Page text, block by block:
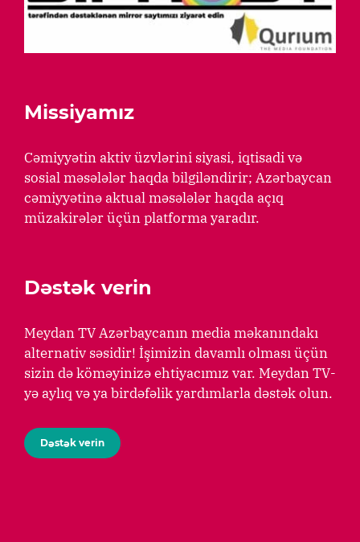
Missiyamız
Cəmiyyətin aktiv üzvlərini siyasi, iqtisadi və
sosial məsələlər haqda bilgiləndirir; Azərbaycan
cəmiyyətinə aktual məsələlər haqda açıq
müzakirələr üçün platforma yaradır.
Dəstək verin
Meydan TV Azərbaycanın media məkanındakı
alternativ səsidir! İşimizin davamlı olması üçün
sizin də köməyinizə ehtiyacımız var. Meydan TV-
yə aylıq və ya birdəfəlik yardımlarla dəstək olun.
Dəstək verin